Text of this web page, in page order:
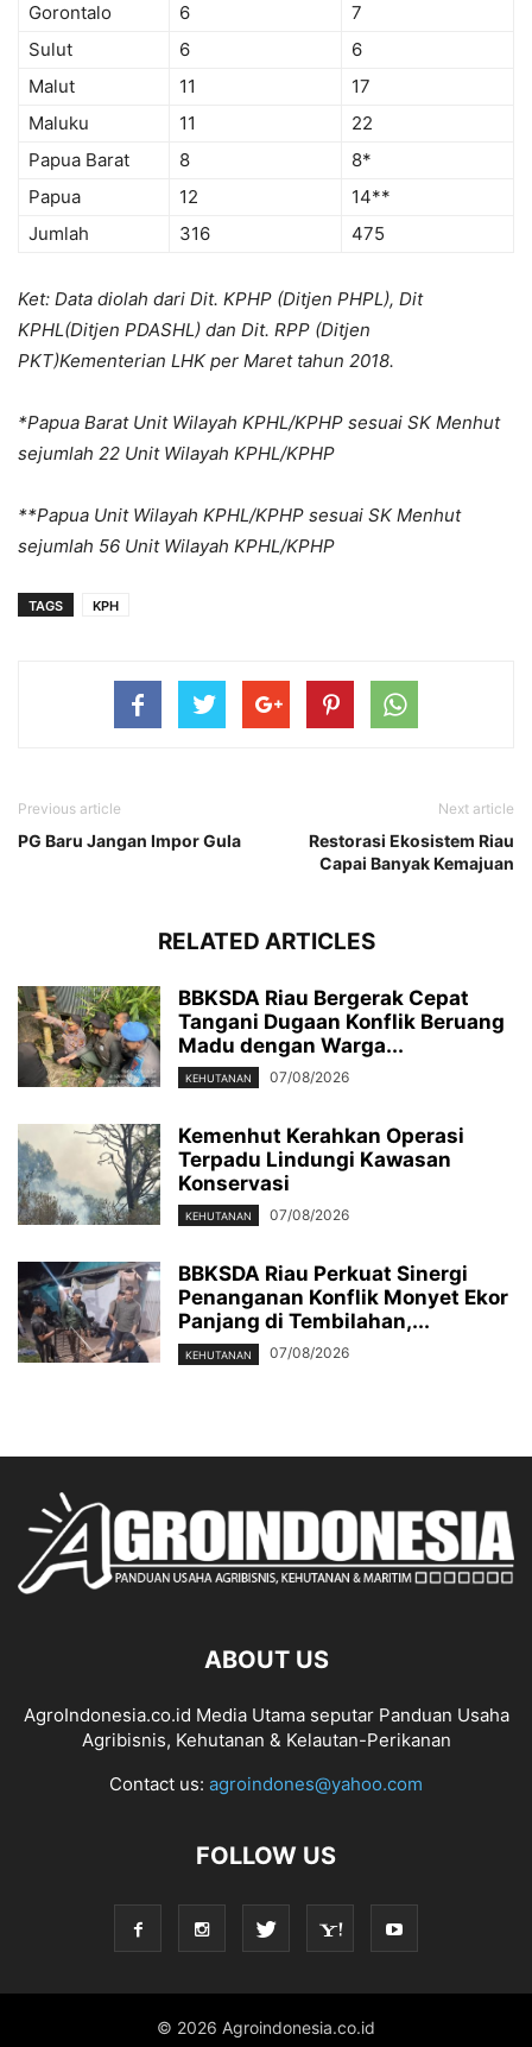
Gorontalo
6
7
Sulut
6
6
Malut
11
17
Maluku
11
22
Papua Barat
8
8*
Papua
12
14**
Jumlah
316 475
Ket: Data diolah dari Dit. KPHP (Ditjen PHPL), Dit
KPHL(Ditjen PDASHL) dan Dit. RPP (Ditjen
PKT)Kementerian LHK per Maret tahun 2018.
*Papua Barat Unit Wilayah KPHL/KPHP sesuai SK Menhut
sejumlah 22 Unit Wilayah KPHL/KPHP
**Papua Unit Wilayah KPHL/KPHP sesuai SK Menhut
sejumlah 56 Unit Wilayah KPHL/KPHP
TAGS KPH
Previous article
PG Baru Jangan Impor Gula
Next article
Restorasi Ekosistem Riau
Capai Banyak Kemajuan
RELATED ARTICLES
BBKSDA Riau Bergerak Cepat
Tangani Dugaan Konflik Beruang
Madu dengan Warga...
KEHUTANAN 07/08/2026
Kemenhut Kerahkan Operasi
Terpadu Lindungi Kawasan
Konservasi
KEHUTANAN 07/08/2026
BBKSDA Riau Perkuat Sinergi
Penanganan Konflik Monyet Ekor
Panjang di Tembilahan,...
KEHUTANAN 07/08/2026
ABOUT US
AgroIndonesia.co.id Media Utama seputar Panduan Usaha
Agribisnis, Kehutanan & Kelautan-Perikanan
Contact us: agroindones@yahoo.com
FOLLOW US
© 2026 Agroindonesia.co.id